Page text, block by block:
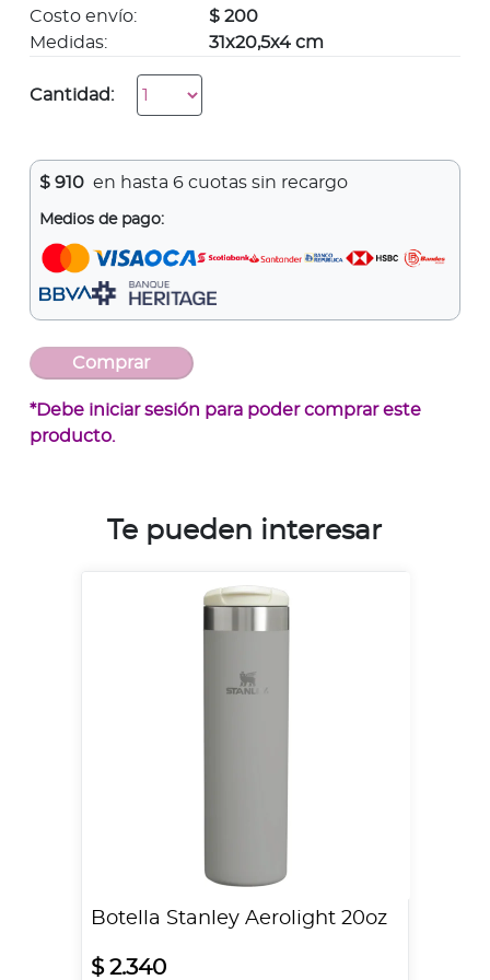
Costo envío:
$ 200
Medidas:
31x20,5x4 cm
Cantidad:
$ 910 en hasta 6 cuotas sin recargo
Medios de pago:
*Debe iniciar sesión para poder comprar este
producto.
Te pueden interesar
Botella Stanley Aerolight 20oz
$ 2.340